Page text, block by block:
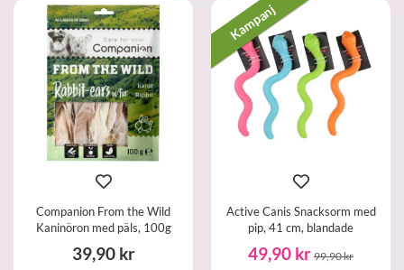
Companion From the Wild
Kaninöron med päls, 100g
39,90 kr
Kampanj
Active Canis Snacksorm med
pip, 41 cm, blandade
49,90 kr 99,90 kr